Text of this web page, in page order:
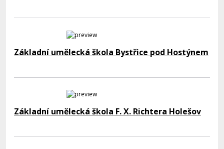
Základní umělecká škola Bystřice pod Hostýnem
Základní umělecká škola F. X. Richtera Holešov